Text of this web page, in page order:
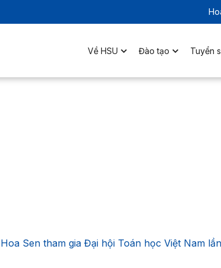
Về HSU Đào tạo Tuyển
Sen tham gia Đại hội Toán học Việt Nam